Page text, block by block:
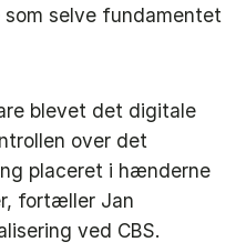
selve fundamentet
blevet det digitale
over det
placeret i hænderne
fortæller Jan
ved CBS.